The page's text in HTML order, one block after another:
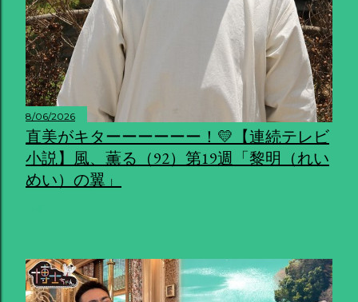
8/06/2026
直美がキターーーーーー！💛【連続テレビ
小説】風、薫る（92）第19週「黎明（れい
めい）の翼」